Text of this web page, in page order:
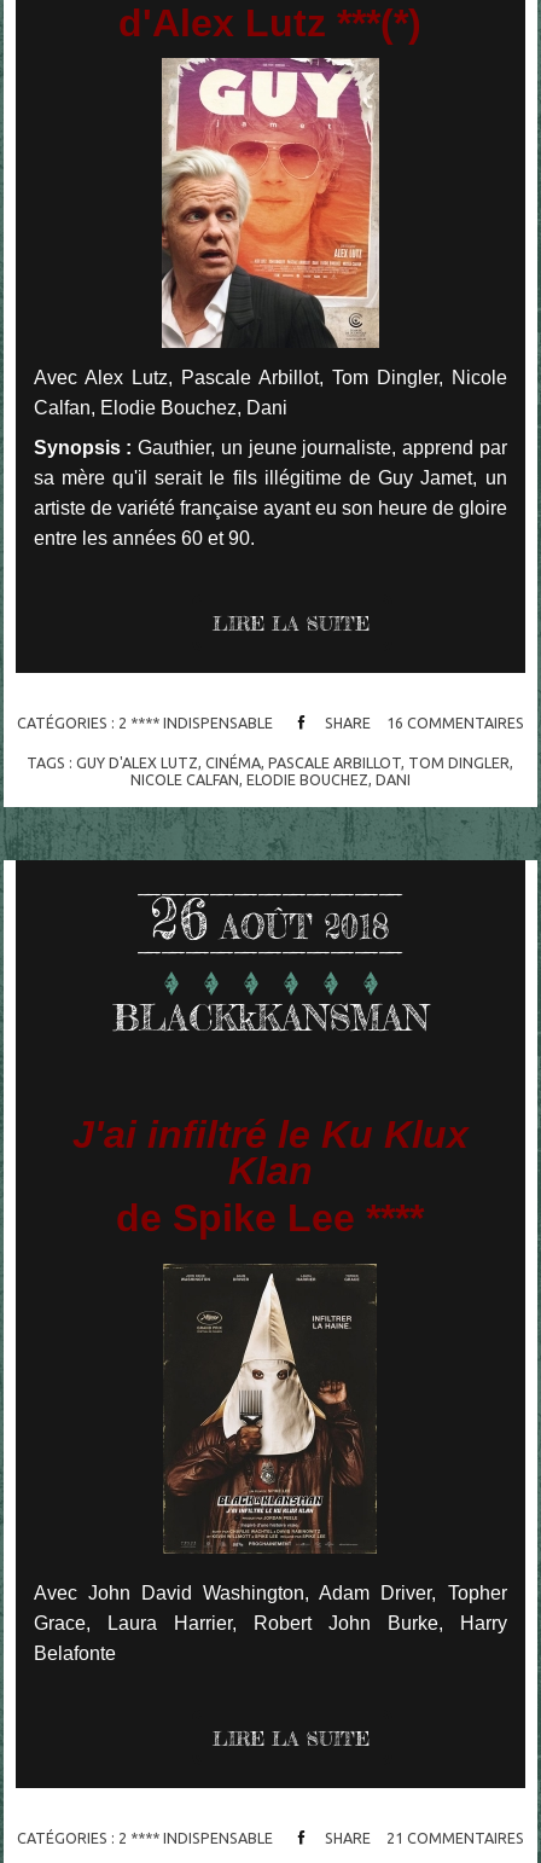
d'Alex Lutz ***(*)
Avec Alex Lutz, Pascale Arbillot, Tom Dingler, Nicole
Calfan, Elodie Bouchez, Dani
Synopsis : Gauthier, un jeune journaliste, apprend par
sa mère qu'il serait le fils illégitime de Guy Jamet, un
artiste de variété française ayant eu son heure de gloire
entre les années 60 et 90.
LIRE LA SUITE
CATÉGORIES : 2 **** INDISPENSABLE SHARE 16 COMMENTAIRES
TAGS :GUY D'ALEX LUTZ ,CINÉMA ,PASCALE ARBILLOT TOM DINGLER
NICOLE CALFAN ELODIE BOUCHEZ DANI
26 AOÛT 2018
BLACKkKANSMAN
J'ai infiltré le Ku Klux
Klan
de Spike Lee ****
Avec John David Washington, Adam Driver, Topher
Grace, Laura Harrier, Robert John Burke, Harry
Belafonte
LIRE LA SUITE
CATÉGORIES : 2 **** INDISPENSABLE SHARE 21 COMMENTAIRES